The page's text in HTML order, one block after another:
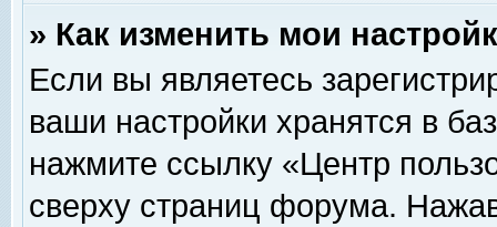
» Как изменить мои
Если вы являетесь
ваши настройки хранятся в
нажмите ссылку «Центр
сверху страниц форума.